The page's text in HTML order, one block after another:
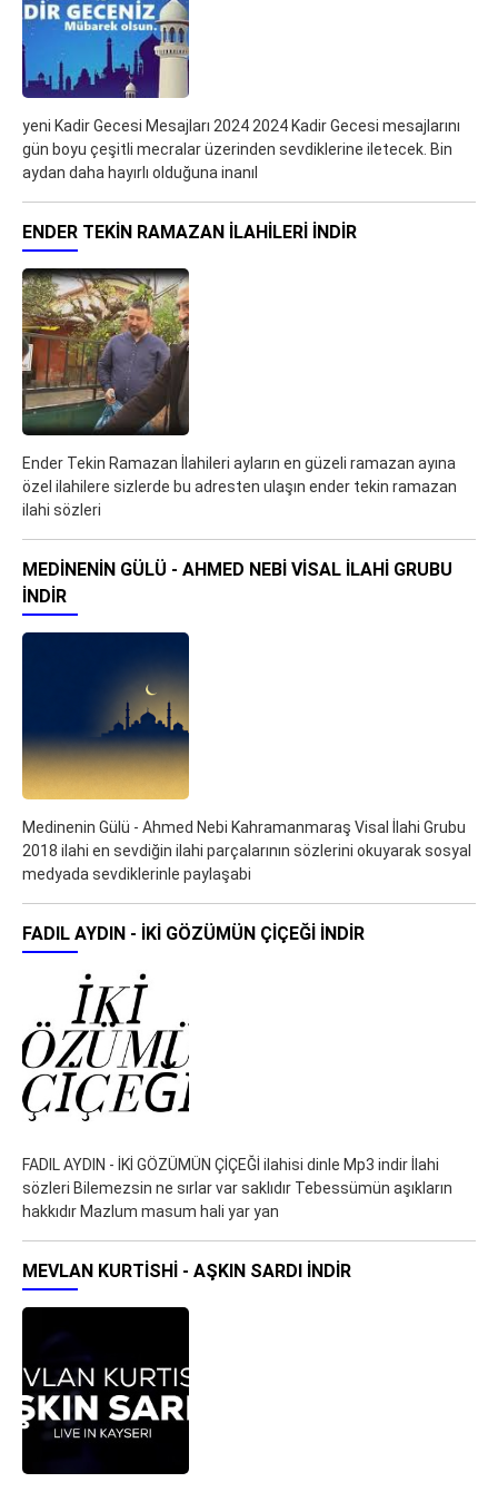
yeni Kadir Gecesi Mesajları 2024 2024 Kadir Gecesi mesajlarını
gün boyu çeşitli mecralar üzerinden sevdiklerine iletecek. Bin
aydan daha hayırlı olduğuna inanıl
ENDER TEKIN RAMAZAN İLAHILERI İNDIR
Ender Tekin Ramazan İlahileri ayların en güzeli ramazan ayına
özel ilahilere sizlerde bu adresten ulaşın ender tekin ramazan
ilahi sözleri
MEDINENIN GÜLÜ - AHMED NEBI VISAL İLAHI GRUBU
İNDIR
Medinenin Gülü - Ahmed Nebi Kahramanmaraş Visal İlahi Grubu
2018 ilahi en sevdiğin ilahi parçalarının sözlerini okuyarak sosyal
medyada sevdiklerinle paylaşabi
FADIL AYDIN - İKİ GÖZÜMÜN ÇİÇEĞİ İNDIR
FADIL AYDIN - İKİ GÖZÜMÜN ÇİÇEĞİ ilahisi dinle Mp3 indir İlahi
sözleri Bilemezsin ne sırlar var saklıdır Tebessümün aşıkların
hakkıdır Mazlum masum hali yar yan
MEVLAN KURTISHI - AŞKIN SARDI İNDIR